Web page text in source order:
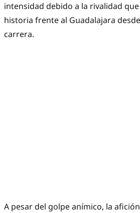
intensidad debido a la rivalidad
historia frente al Guadalajara
carrera.
A pesar del golpe anímico, la